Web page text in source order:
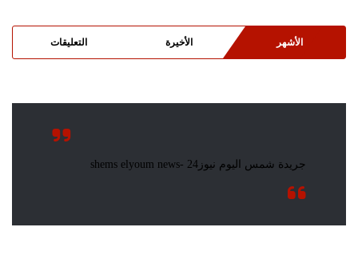
الأشهر الأخيرة التعليقات